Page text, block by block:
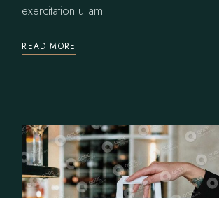
exercitation ullam
READ MORE